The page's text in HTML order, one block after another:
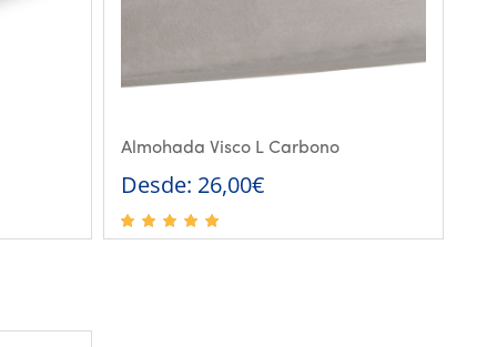
Almohada Visco L Carbono
Desde: 26,00€